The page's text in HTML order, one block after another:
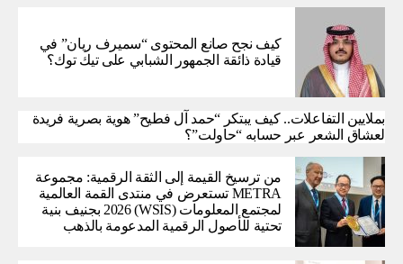
كيف نجح صانع المحتوى “سميرف ريان” في
قيادة ذائقة الجمهور الشبابي على تيك توك؟
بملايين التفاعلات.. كيف يبتكر “حمد آل فطيح” هوية بصرية فريدة
لعشاق الشعر عبر حسابه “حاولت”؟
من ترسيخ القيمة إلى الثقة الرقمية: مجموعة
METRA تستعرض في منتدى القمة العالمية
لمجتمع المعلومات (WSIS) 2026 بجنيف بنية
تحتية للأصول الرقمية المدعومة بالذهب